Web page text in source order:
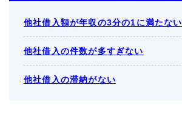
他社借入額が年収の3分の1に満たない
他社借入の件数が多すぎない
他社借入の滞納がない